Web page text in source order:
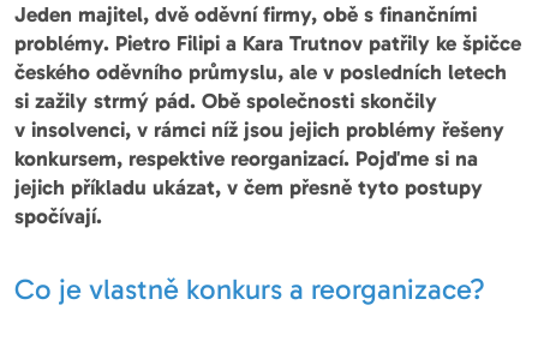
Jeden majitel, dvě oděvní firmy, obě s finančními
problémy. Pietro Filipi a Kara Trutnov patřily ke špičce
českého oděvního průmyslu, ale v posledních letech
si zažily strmý pád. Obě společnosti skončily
v insolvenci, v rámci níž jsou jejich problémy řešeny
konkursem, respektive reorganizací. Pojďme si na
jejich příkladu ukázat, v čem přesně tyto postupy
spočívají.
Co je vlastně konkurs a reorganizace?